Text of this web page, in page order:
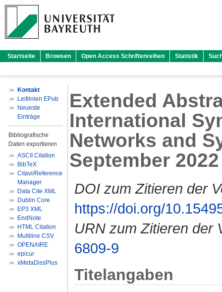
Startseite Browsen Open Access Schriftenreihen Statistik
Kontakt
Leitlinien EPub
Neueste
Einträge
Bibliografische
Daten exportieren
ASCII Citation
BibTeX
Citavi/Reference
Manager
Data Cite XML
Dublin Core
EP3 XML
EndNote
HTML Citation
Multiline CSV
OPENAIRE
epicur
xMetaDissPlus
Extended
International
Networks and
September
DOI zum Zitieren der
https://doi.org/
URN zum Zitieren der
6809-9
Titelangaben